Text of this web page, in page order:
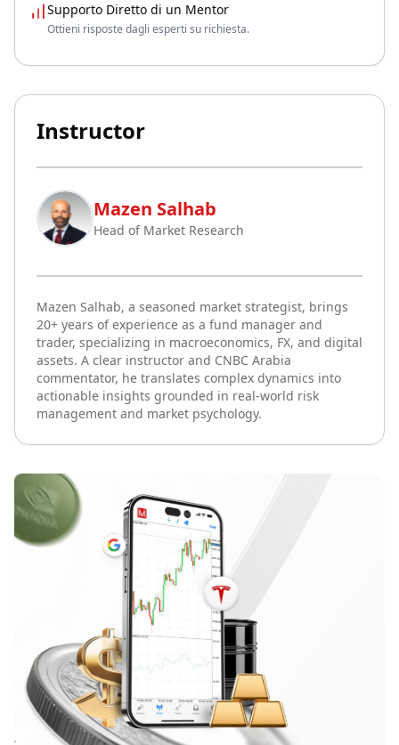
Supporto Diretto di un Mentor
Ottieni risposte dagli esperti su richiesta.
Instructor
Mazen Salhab
Head of Market Research
Mazen Salhab, a seasoned market strategist, brings
20+ years of experience as a fund manager and
trader, specializing in macroeconomics, FX, and digital
assets. A clear instructor and CNBC Arabia
commentator, he translates complex dynamics into
actionable insights grounded in real-world risk
management and market psychology.